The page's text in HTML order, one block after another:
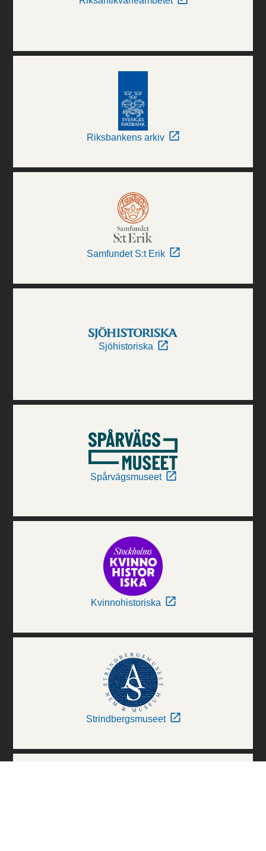
Riksbankens arkiv
Samfundet S:t Erik
Sjöhistoriska
Spårvägsmuseet
Kvinnohistoriska
Strindbergsmuseet